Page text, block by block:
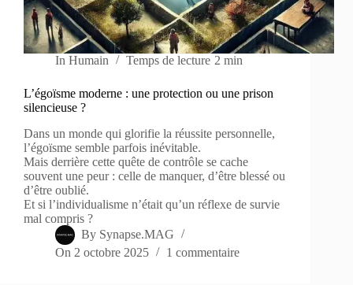
In Humain Temps de lecture 2 min
L’égoïsme moderne : une protection ou une prison
silencieuse ?
Dans un monde qui glorifie la réussite personnelle,
l’égoïsme semble parfois inévitable.
Mais derrière cette quête de contrôle se cache
souvent une peur : celle de manquer, d’être blessé ou
d’être oublié.
Et si l’individualisme n’était qu’un réflexe de survie
mal compris ?
By Synapse.MAG
On 2 octobre 2025 1 commentaire